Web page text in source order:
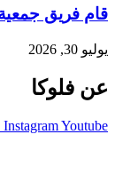
قام فريق
يوليو 30, 2026
عن فلوكا
InstagramYoutube